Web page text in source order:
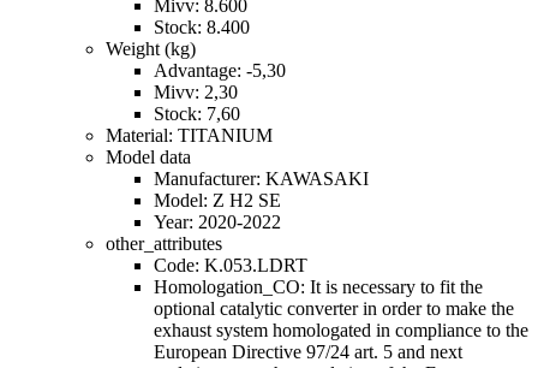
Mivv: 8.600
Stock: 8.400
Weight (kg)
Advantage: -5,30
Mivv: 2,30
Stock: 7,60
Material: TITANIUM
Model data
Manufacturer: KAWASAKI
Model: Z H2 SE
Year: 2020-2022
other_attributes
Code: K.053.LDRT
Homologation_CO: It is necessary to fit the
optional catalytic converter in order to make the
exhaust system homologated in compliance to the
European Directive 97/24 art. 5 and next